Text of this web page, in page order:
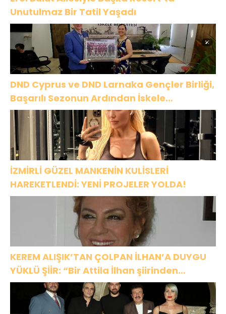
Unutulmaz Bir Tatil Yaşadı
DND Cyprus ve DND Larnaka Gençler Birliği,
Başarılı Sezonun Ardından İskele
Belediyesi’nde Bir Araya Geldi
İZMİRLİ GÜZEL MANKENİN KULİSLERİ
HAREKETLENDİ: YENİ PROJELER YOLDA!
KEREM ALIŞIK’TAN ÇOLPAN İLHAN’A DUYGU
YÜKLÜ ŞİİR: “Bir Attila İlhan şiirinden
çıkmıştı sanki”